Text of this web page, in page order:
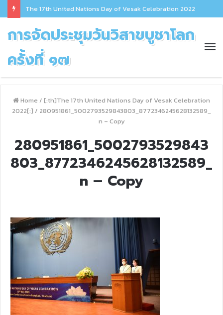
The 17th United Nations Day of Vesak Celebration 2022
การจัดประชุมวันวิสาขบูชาโลก
ครั้งที่ ๑๗
Home / [:th]The 17th United Nations Day of Vesak Celebration
2022[:] / 280951861_5002793529843803_8772346245628132589_
n – Copy
280951861_5002793529843
803_8772346245628132589_
n – Copy